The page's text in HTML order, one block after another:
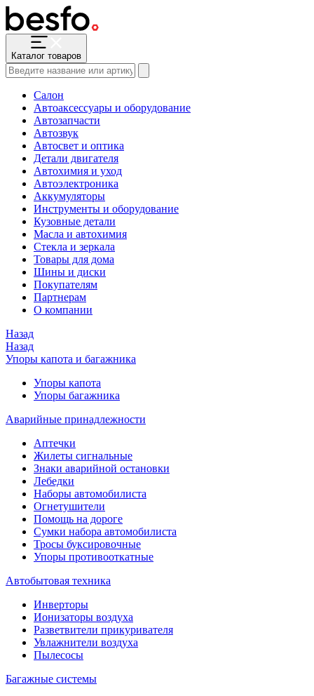
Каталог товаров
Салон
Автоаксессуары и оборудование
Автозапчасти
Автозвук
Автосвет и оптика
Детали двигателя
Автохимия и уход
Автоэлектроника
Аккумуляторы
Инструменты и оборудование
Кузовные детали
Масла и автохимия
Стекла и зеркала
Товары для дома
Шины и диски
Покупателям
Партнерам
О компании
Назад
Назад
Упоры капота и багажника
Упоры капота
Упоры багажника
Аварийные принадлежности
Аптечки
Жилеты сигнальные
Знаки аварийной остановки
Лебедки
Наборы автомобилиста
Огнетушители
Помощь на дороге
Сумки набора автомобилиста
Тросы буксировочные
Упоры противооткатные
Автобытовая техника
Инверторы
Ионизаторы воздуха
Разветвители прикуривателя
Увлажнители воздуха
Пылесосы
Багажные системы